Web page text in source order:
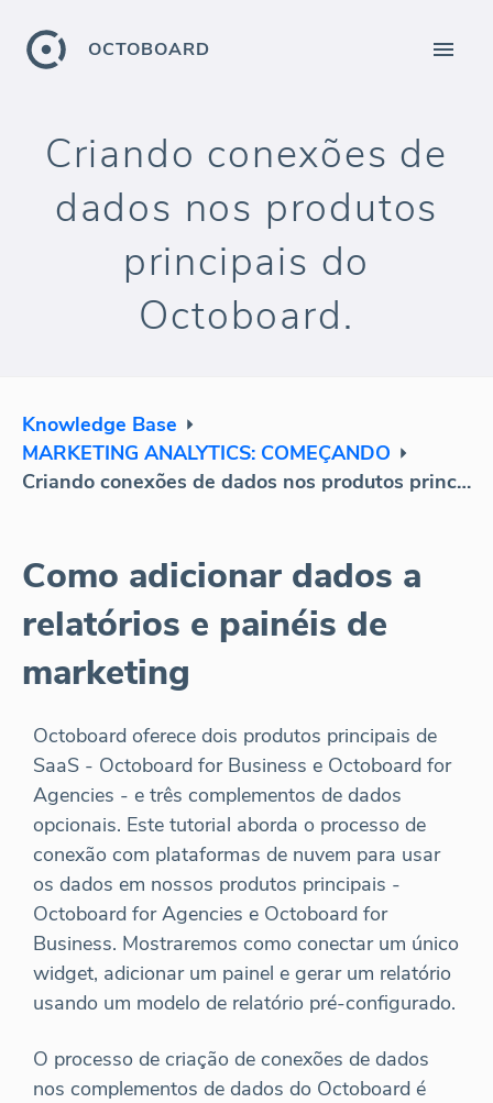
OCTOBOARD
Criando conexões de
dados nos produtos
principais do
Octoboard.
Knowledge Base
MARKETING ANALYTICS: COMEÇANDO
Criando conexões de dados nos produtos principais do Octoboard.
Como adicionar dados a
relatórios e painéis de
marketing
Octoboard oferece dois produtos principais de
SaaS - Octoboard for Business e Octoboard for
Agencies - e três complementos de dados
opcionais. Este tutorial aborda o processo de
conexão com plataformas de nuvem para usar
os dados em nossos produtos principais -
Octoboard for Agencies e Octoboard for
Business. Mostraremos como conectar um único
widget, adicionar um painel e gerar um relatório
usando um modelo de relatório pré-configurado.
O processo de criação de conexões de dados
nos complementos de dados do Octoboard é